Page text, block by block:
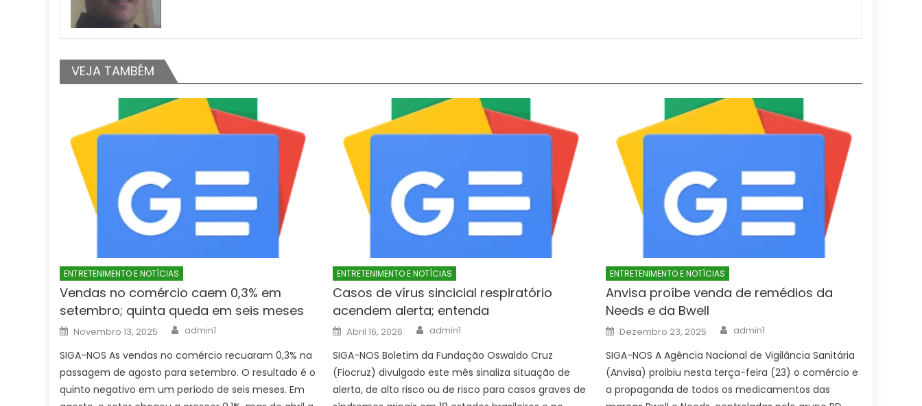
VEJA TAMBÉM
ENTRETENIMENTO E NOTÍCIAS
Vendas no comércio caem 0,3% em
setembro; quinta queda em seis meses
Posted
on
Novembro 13, 2025 Author
admin1
SIGA-NOS As vendas no comércio recuaram 0,3% na
passagem de agosto para setembro. O resultado é o
quinto negativo em um período de seis meses. Em
ENTRETENIMENTO E NOTÍCIAS
Casos de vírus sincicial respiratório
acendem alerta; entenda
Posted
on
Abril 16, 2026 Author
admin1
SIGA-NOS Boletim da Fundação Oswaldo Cruz
(Fiocruz) divulgado este mês sinaliza situação de
alerta, de alto risco ou de risco para casos graves de
ENTRETENIMENTO E NOTÍCIAS
Anvisa proíbe venda de remédios da
Needs e da Bwell
Posted
on
Dezembro 23, 2025 Author
admin1
SIGA-NOS A Agência Nacional de Vigilância Sanitária
(Anvisa) proibiu nesta terça-feira (23) o comércio e
a propaganda de todos os medicamentos das